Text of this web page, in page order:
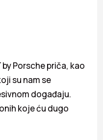
Porsche priča, kao
su nam se
događaju.
koje ću dugo